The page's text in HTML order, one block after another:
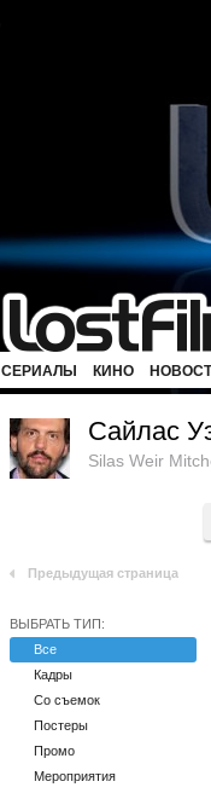
СЕРИАЛЫ КИНО
Сайлас
Silas Weir
Предыдущая страница
ВЫБРАТЬ ТИП:
Все
Кадры
Со съемок
Постеры
Промо
Мероприятия